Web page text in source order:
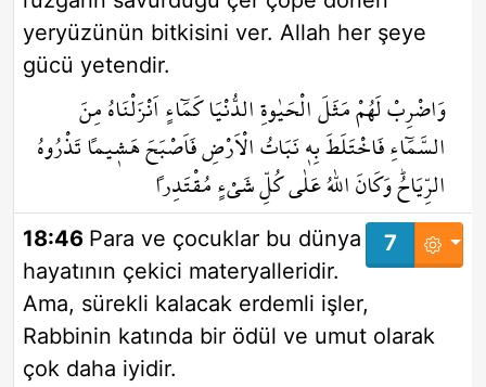
yeryüzünün bitkisini ver. Allah her şeye
gücü yetendir.
وَاضْرِبْ لَهُمْ مَثَلَ الْحَيٰوةِ الدُّنْيَا كَمَٓاءٍ اَنْزَلْنَاهُ مِنَ
السَّمَٓاءِ فَاخْتَلَطَ بِه۪ نَبَاتُ الْاَرْضِ فَاَصْبَحَ هَش۪يماً تَذْرُوهُ
الرِّيَاحُۜ وَكَانَ اللّٰهُ عَلٰى كُلِّ شَيْءٍ مُقْتَدِراً
7
18:46 Para ve çocuklar bu dünya
hayatının çekici materyalleridir.
Ama, sürekli kalacak erdemli işler,
Rabbinin katında bir ödül ve umut olarak
çok daha iyidir.